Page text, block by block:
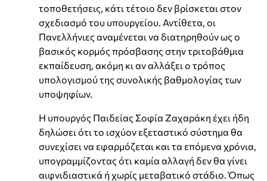
τοποθετήσεις, κάτι τέτοιο δεν βρίσκεται στον
σχεδιασμό του υπουργείου. Αντίθετα, οι
Πανελλήνιες αναμένεται να διατηρηθούν ως ο
βασικός κορμός πρόσβασης στην τριτοβάθμια
εκπαίδευση, ακόμη κι αν αλλάξει ο τρόπος
υπολογισμού της συνολικής βαθμολογίας των
υποψηφίων.
Η υπουργός Παιδείας Σοφία Ζαχαράκη έχει ήδη
δηλώσει ότι το ισχύον εξεταστικό σύστημα θα
συνεχίσει να εφαρμόζεται και τα επόμενα χρόνια,
υπογραμμίζοντας ότι καμία αλλαγή δεν θα γίνει
αιφνιδιαστικά ή χωρίς μεταβατικό στάδιο. Όπως